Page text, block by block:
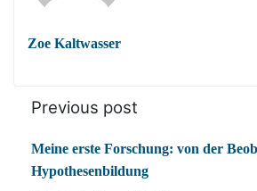
Zoe Kaltwasser
Previous post
Meine erste Forschung: von der
Hypothesenbildung